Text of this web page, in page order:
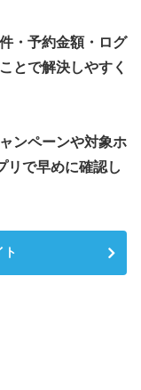
・予約金額・ログ
とで解決しやすく
ンペーンや対象ホ
リで早めに確認し
ト